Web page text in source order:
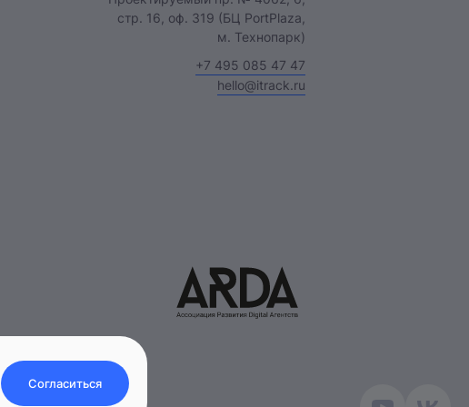
стр. 16, оф. 319 (БЦ PortPlaza,
м. Технопарк)
+7 495 085 47 47
hello@itrack.ru
Согласиться